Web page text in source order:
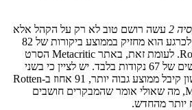
2
עשה רושם טוב לא רק על הקהל אלא
גם על מבקרי הקולנוע. נכון לכרגע הוא מחזיק בממוצע ביקורות של 82
אחוז באתר Rotten Tomatoes. לעומת זאת, באתר Metacritic הסרט
מקבל ציון ממוצע פחות מרשים של 67 נקודות בלבד. יש לציין כי בשני
האתרים הללו הסרט הראשון קיבל ממוצע גבוה יותר, 91 אחוז ב-Rotten
Tomatoes ו-76 ב-Metacritic, מה שאולי אומר שהמבקרים חושבים
יותר מהחדש.